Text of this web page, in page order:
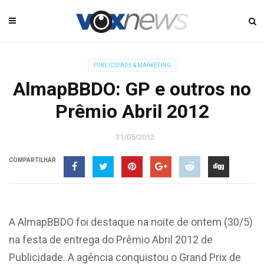
PUBLICIDADE & MARKETING
AlmapBBDO: GP e outros no
Prêmio Abril 2012
31/05/2012
COMPARTILHAR
A AlmapBBDO foi destaque na noite de ontem (30/5)
na festa de entrega do Prêmio Abril 2012 de
Publicidade. A agência conquistou o Grand Prix de